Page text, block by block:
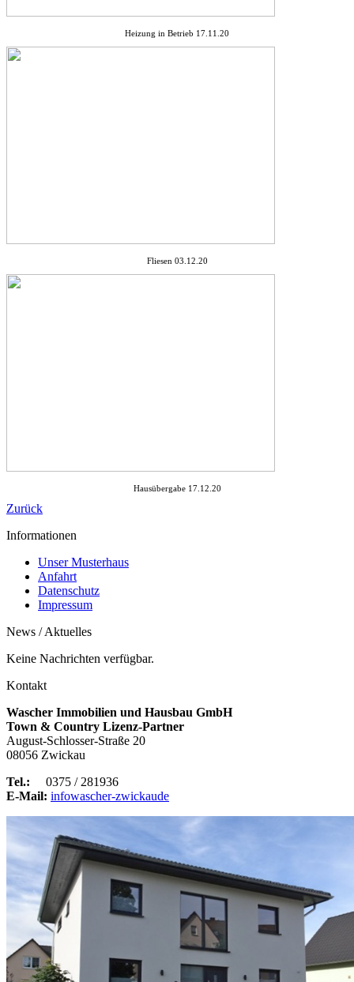
Heizung in Betrieb 17.11.20
Fliesen 03.12.20
Hausübergabe 17.12.20
Zurück
Informationen
Unser Musterhaus
Anfahrt
Datenschutz
Impressum
News / Aktuelles
Keine Nachrichten verfügbar.
Kontakt
Wascher Immobilien und Hausbau GmbH
Town & Country Lizenz-Partner
August-Schlosser-Straße 20
08056 Zwickau
Tel.: 0375 / 281936
E-Mail: infowascher-zwickaude